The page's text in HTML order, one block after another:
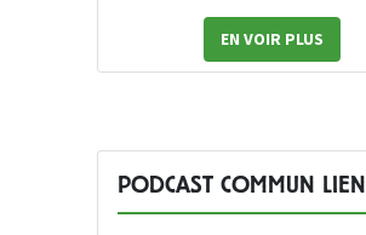
EN VOIR PLUS
PODCAST COMMUN LIEN